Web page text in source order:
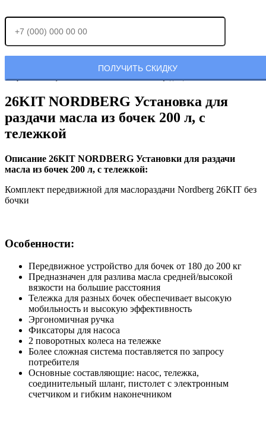
Отправляя заявку, Вы соглашаетесь сполитикой конфиденциальности.
26KIT NORDBERG Установка для
раздачи масла из бочек 200 л, с
тележкой
Описание 26KIT NORDBERG Установки для раздачи
масла из бочек 200 л, с тележкой:
Комплект передвижной для маслораздачи Nordberg 26KIT без
бочки
Особенности:
Передвижное устройство для бочек от 180 до 200 кг
Предназначен для разлива масла средней/высокой
вязкости на большие расстояния
Тележка для разных бочек обеспечивает высокую
мобильность и высокую эффективность
Эргономичная ручка
Фиксаторы для насоса
2 поворотных колеса на тележке
Более сложная система поставляется по запросу
потребителя
Основные составляющие: насос, тележка,
соединительный шланг, пистолет с электронным
счетчиком и гибким наконечником